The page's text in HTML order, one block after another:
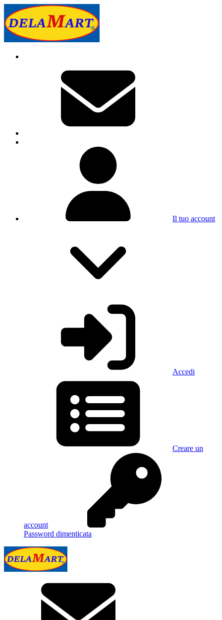
Il tuo account
Accedi
Creare un
account
Password dimenticata